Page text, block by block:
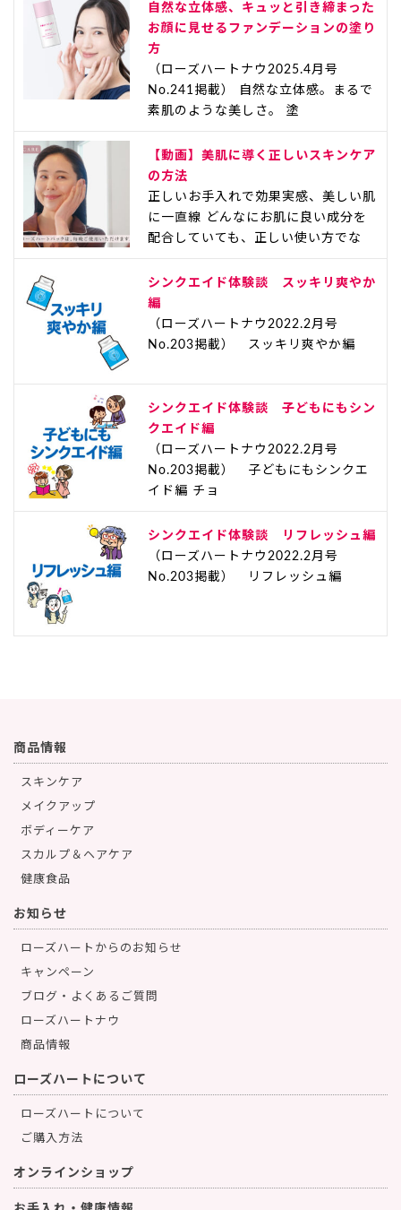
自然な立体感、キュッと引き締まった
お顔に見せるファンデーションの塗り
方
（ローズハートナウ2025.4月号
No.241掲載） 自然な立体感。まるで
素肌のような美しさ。 塗
【動画】美肌に導く正しいスキンケア
の方法
正しいお手入れで効果実感、美しい肌
に一直線 どんなにお肌に良い成分を
配合していても、正しい使い方でな
シンクエイド体験談 スッキリ爽やか
編
（ローズハートナウ2022.2月号
No.203掲載） スッキリ爽やか編
シンクエイド体験談 子どもにもシン
クエイド編
（ローズハートナウ2022.2月号
No.203掲載） 子どもにもシンクエ
イド編 チョ
シンクエイド体験談 リフレッシュ編
（ローズハートナウ2022.2月号
No.203掲載） リフレッシュ編
商品情報
スキンケア
メイクアップ
ボディーケア
スカルプ＆ヘアケア
健康食品
お知らせ
ローズハートからのお知らせ
キャンペーン
ブログ・よくあるご質問
ローズハートナウ
商品情報
ローズハートについて
ローズハートについて
ご購入方法
オンラインショップ